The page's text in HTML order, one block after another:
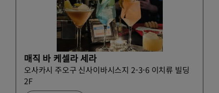
매직 바 케셀라 세라
오사카시 주오구 신사이바시스지 2-3-6⁡ ⁡이치류 빌딩
2F